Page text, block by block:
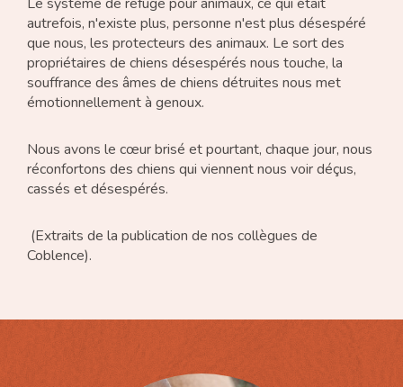
autrefois, n'existe plus, personne n'est plus désespéré
que nous, les protecteurs des animaux. Le sort des
propriétaires de chiens désespérés nous touche, la
souffrance des âmes de chiens détruites nous met
émotionnellement à genoux.
Nous avons le cœur brisé et pourtant, chaque jour, nous
réconfortons des chiens qui viennent nous voir déçus,
cassés et désespérés.
(Extraits de la publication de nos collègues de
Coblence).